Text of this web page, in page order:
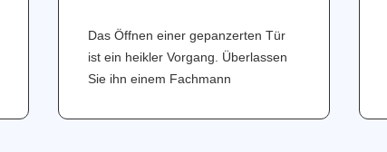
Das Öffnen einer gepanzerten Tür
ist ein heikler Vorgang. Überlassen
Sie ihn einem Fachmann